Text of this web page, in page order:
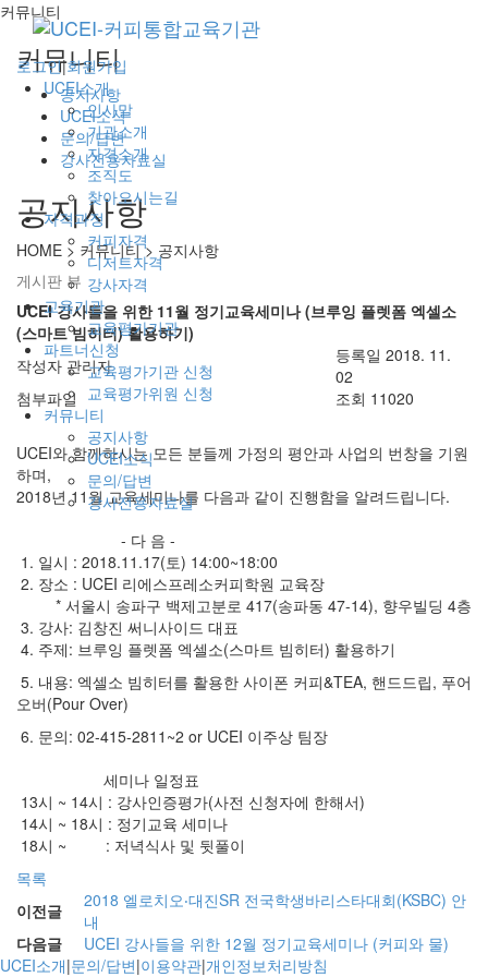
로그인|회원가입
UCEI소개
인사말
기관소개
자격소개
조직도
찾아오시는길
자격과정
커피자격
디저트자격
강사자격
교육기관
교육평가기관
파트너신청
교육평가기관 신청
교육평가위원 신청
커뮤니티
공지사항
UCEI소식
문의/답변
강사전용자료실
커뮤니티
커뮤니티
공지사항
UCEI소식
문의/답변
강사전용자료실
공지사항
HOME > 커뮤니티 > 공지사항
게시판 뷰
UCEI 강사들을 위한 11월 정기교육세미나 (브루잉 플렛폼 엑셀소
(스마트 빔히터) 활용하기)
작성자 관리자 등록일 2018. 11.
02
첨부파일
조회 11020
UCEI와 함께하시는 모든 분들께 가정의 평안과 사업의 번창을 기원
하며,
2018년 11월 교육세미나를 다음과 같이 진행함을 알려드립니다.
- 다 음 -
1. 일시 : 2018.11.17(토) 14:00~18:00
2. 장소 : UCEI 리에스프레소커피학원 교육장
* 서울시 송파구 백제고분로 417(송파동 47-14), 향우빌딩 4층
3. 강사: 김창진 써니사이드 대표
4. 주제: 브루잉 플렛폼 엑셀소(스마트 빔히터) 활용하기
5. 내용: 엑셀소 빔히터를 활용한 사이폰 커피&TEA, 핸드드립, 푸어
오버(Pour Over)
6. 문의: 02-415-2811~2 or UCEI 이주상 팀장
세미나 일정표
13시 ~ 14시 : 강사인증평가(사전 신청자에 한해서)
14시 ~ 18시 : 정기교육 세미나
18시 ~ : 저녁식사 및 뒷풀이
목록
이전글
2018 엘로치오‧대진SR 전국학생바리스타대회(KSBC) 안
내
다음글
UCEI 강사들을 위한 12월 정기교육세미나 (커피와 물)
UCEI소개|문의/답변|이용약관|개인정보처리방침